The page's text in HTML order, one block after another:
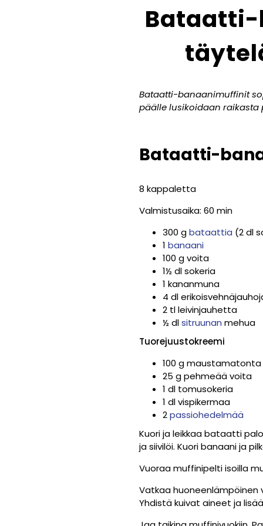
Bataatti-banaanimuffinit
päälle lusikoidaan
Bataatti-
8 kappaletta
Valmistusaika: 60 min
300 gbataattia (2 dl
1 banaani
100 g voita
1½ dl sokeria
1 kananmuna
4 dl
2 tl leivinjauhetta
½ dlsitruunan mehua
Tuorejuustokreemi
100 g
25 g pehmeää voita
1 dl tomusokeria
1 dl vispikermaa
2passiohedelmää
Kuori ja leikkaa bataatti
ja siivilöi. Kuori banaani ja
Vuoraa muffinipelti isoilla
Vatkaa huoneenlämpöinen
Yhdistä kuivat aineet ja